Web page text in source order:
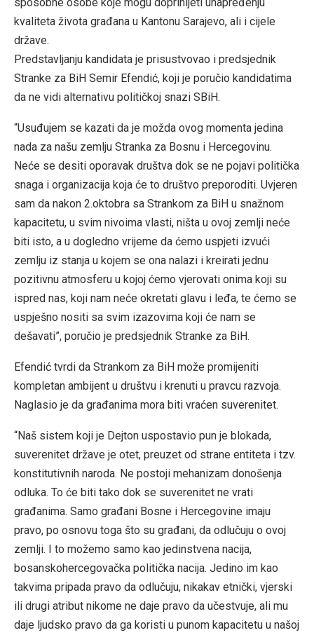
kvaliteta života građana u Kantonu Sarajevo, ali i cijele
države.
Predstavljanju kandidata je prisustvovao i predsjednik
Stranke za BiH Semir Efendić, koji je poručio kandidatima
da ne vidi alternativu političkoj snazi SBiH.
“Usuđujem se kazati da je možda ovog momenta jedina
nada za našu zemlju Stranka za Bosnu i Hercegovinu.
Neće se desiti oporavak društva dok se ne pojavi politička
snaga i organizacija koja će to društvo preporoditi. Uvjeren
sam da nakon 2.oktobra sa Strankom za BiH u snažnom
kapacitetu, u svim nivoima vlasti, ništa u ovoj zemlji neće
biti isto, a u dogledno vrijeme da ćemo uspjeti izvući
zemlju iz stanja u kojem se ona nalazi i kreirati jednu
pozitivnu atmosferu u kojoj ćemo vjerovati onima koji su
ispred nas, koji nam neće okretati glavu i leđa, te ćemo se
uspješno nositi sa svim izazovima koji će nam se
dešavati”, poručio je predsjednik Stranke za BiH.
Efendić tvrdi da Strankom za BiH može promijeniti
kompletan ambijent u društvu i krenuti u pravcu razvoja.
Naglasio je da građanima mora biti vraćen suverenitet.
“Naš sistem koji je Dejton uspostavio pun je blokada,
suverenitet države je otet, preuzet od strane entiteta i tzv.
konstitutivnih naroda. Ne postoji mehanizam donošenja
odluka. To će biti tako dok se suverenitet ne vrati
građanima. Samo građani Bosne i Hercegovine imaju
pravo, po osnovu toga što su građani, da odlučuju o ovoj
zemlji. I to možemo samo kao jedinstvena nacija,
bosanskohercegovačka politička nacija. Jedino im kao
takvima pripada pravo da odlučuju, nikakav etnički, vjerski
ili drugi atribut nikome ne daje pravo da učestvuje, ali mu
daje ljudsko pravo da ga koristi u punom kapacitetu u našoj